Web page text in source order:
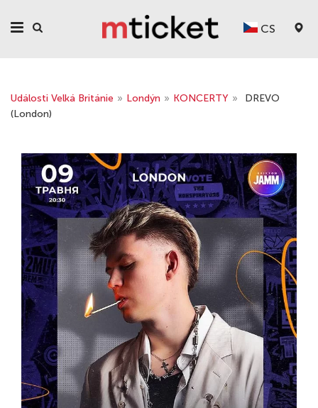
CS
Události Velká Británie » Londýn » KONCERTY »
DREVO
(London)